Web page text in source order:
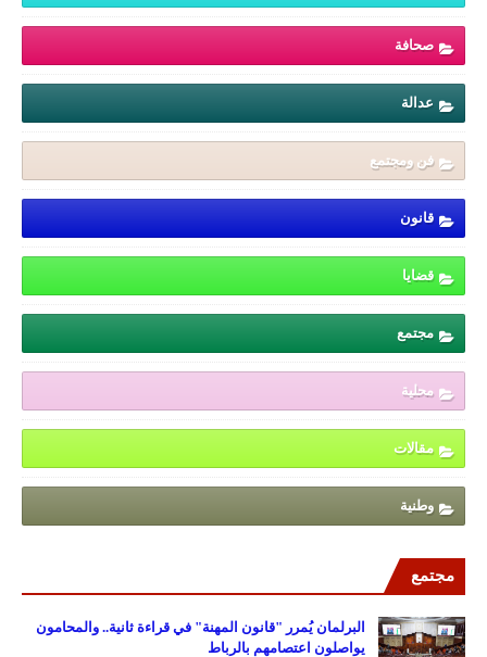
صحافة
عدالة
فن ومجتمع
قانون
قضايا
مجتمع
محلية
مقالات
وطنية
مجتمع
البرلمان يُمرر "قانون المهنة" في قراءة ثانية.. والمحامون
يواصلون اعتصامهم بالرباط